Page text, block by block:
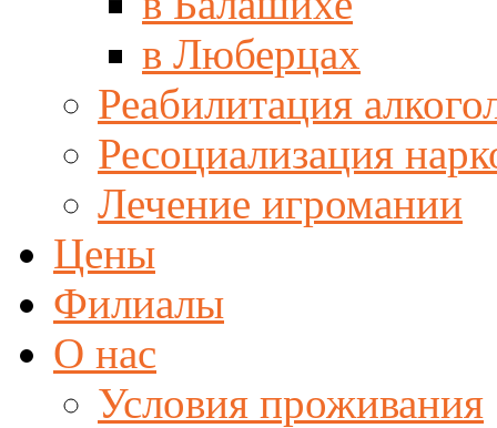
в Люберцах
Реабилитация
Ресоциализация
Лечение игромании
Цены
Филиалы
О нас
Условия проживания